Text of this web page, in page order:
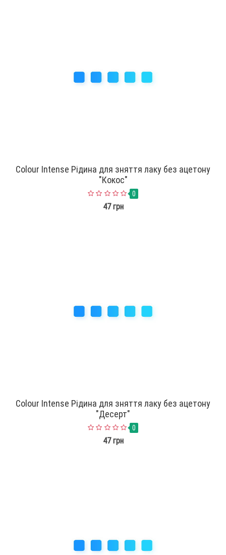
Colour Intense Рідина для зняття лаку без ацетону
"Кокос"
0
47 грн
Colour Intense Рідина для зняття лаку без ацетону
"Десерт"
0
47 грн